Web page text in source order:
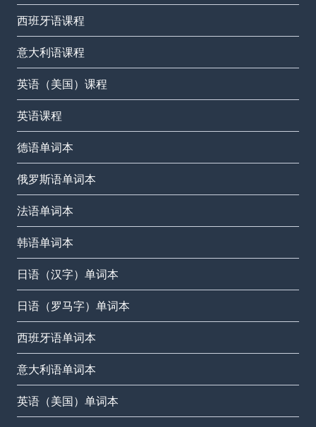
西班牙语课程
意大利语课程
英语（美国）课程
英语课程
德语单词本
俄罗斯语单词本
法语单词本
韩语单词本
日语（汉字）单词本
日语（罗马字）单词本
西班牙语单词本
意大利语单词本
英语（美国）单词本